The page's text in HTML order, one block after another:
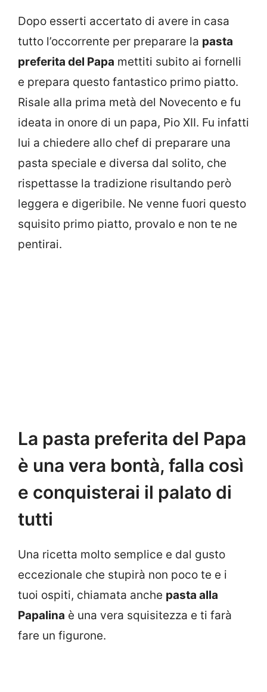
Dopo esserti accertato di avere in casa
tutto l’occorrente per preparare la pasta
preferita del Papa mettiti subito ai fornelli
e prepara questo fantastico primo piatto.
Risale alla prima metà del Novecento e fu
ideata in onore di un papa, Pio XII. Fu infatti
lui a chiedere allo chef di preparare una
pasta speciale e diversa dal solito, che
rispettasse la tradizione risultando però
leggera e digeribile. Ne venne fuori questo
squisito primo piatto, provalo e non te ne
pentirai.
La pasta preferita del Papa
è una vera bontà, falla così
e conquisterai il palato di
tutti
Una ricetta molto semplice e dal gusto
eccezionale che stupirà non poco te e i
tuoi ospiti, chiamata anche pasta alla
Papalina è una vera squisitezza e ti farà
fare un figurone.